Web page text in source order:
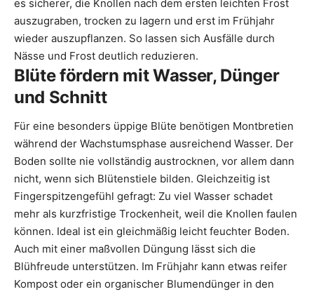
es sicherer, die Knollen nach dem ersten leichten Frost
auszugraben, trocken zu lagern und erst im Frühjahr
wieder auszupflanzen. So lassen sich Ausfälle durch
Nässe und Frost deutlich reduzieren.
Blüte fördern mit Wasser, Dünger
und Schnitt
Für eine besonders üppige Blüte benötigen Montbretien
während der Wachstumsphase ausreichend Wasser. Der
Boden sollte nie vollständig austrocknen, vor allem dann
nicht, wenn sich Blütenstiele bilden. Gleichzeitig ist
Fingerspitzengefühl gefragt: Zu viel Wasser schadet
mehr als kurzfristige Trockenheit, weil die Knollen faulen
können. Ideal ist ein gleichmäßig leicht feuchter Boden.
Auch mit einer maßvollen Düngung lässt sich die
Blühfreude unterstützen. Im Frühjahr kann etwas reifer
Kompost oder ein organischer Blumendünger in den